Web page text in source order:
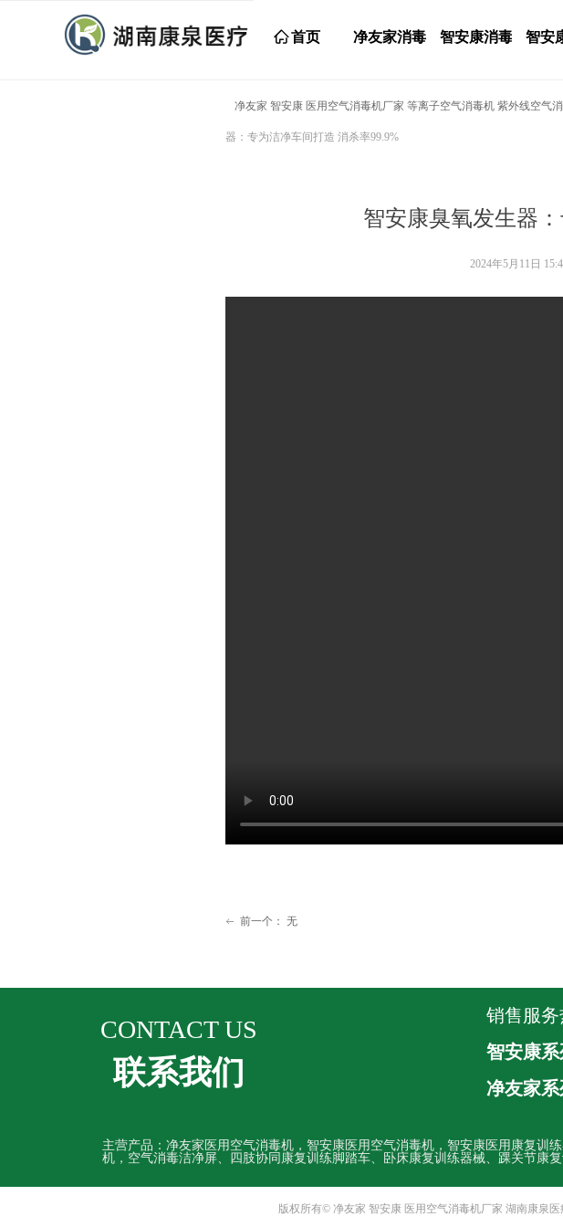
ꀇ 首页 净友家消毒 智安康消毒 智安
智安康臭氧发生器
净友家 智安康 医用空气消毒机厂家 等离子空气消毒机 紫外线空气
器：专为洁净车间打造 消杀率99.9%
2024年5月11日
ꂃ 前一个： 无
销售服务
智安康系
净友家系
CONTACT US
联系我们
主营产品：净友家医用空气消毒机，智安康医用空气消毒机，智安康医用康复
机，空气消毒洁净屏、四肢协同康复训练脚踏车、卧床康复训练器械、踝关节康
版权所有© 净友家 智安康 医用空气消毒机厂家 湖南康泉医